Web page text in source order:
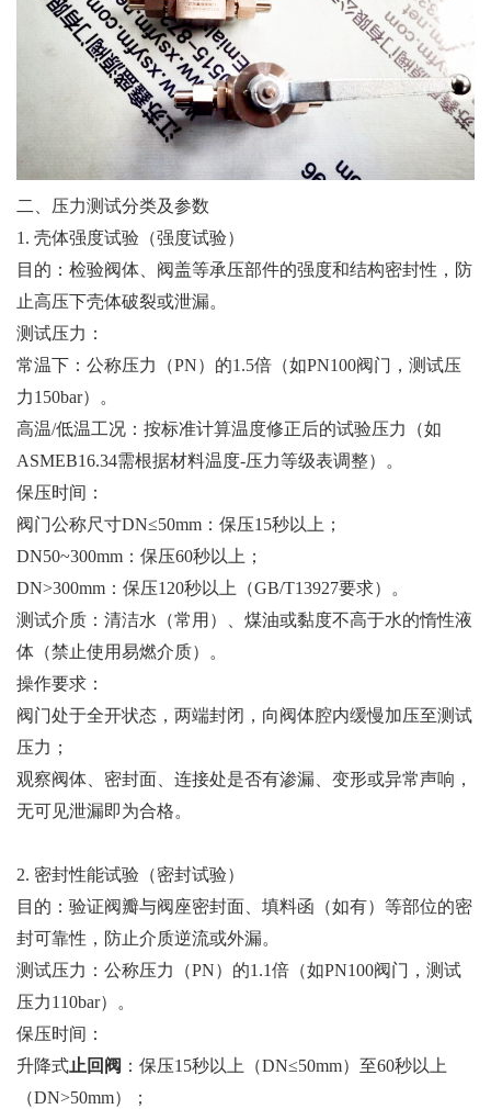
二、压力测试分类及参数
1. 壳体强度试验（强度试验）
目的：检验阀体、阀盖等承压部件的强度和结构密封性，防
止高压下壳体破裂或泄漏。
测试压力：
常温下：公称压力（PN）的1.5倍（如PN100阀门，测试压
力150bar）。
高温/低温工况：按标准计算温度修正后的试验压力（如
ASMEB16.34需根据材料温度-压力等级表调整）。
保压时间：
阀门公称尺寸DN≤50mm：保压15秒以上；
DN50~300mm：保压60秒以上；
DN>300mm：保压120秒以上（GB/T13927要求）。
测试介质：清洁水（常用）、煤油或黏度不高于水的惰性液
体（禁止使用易燃介质）。
操作要求：
阀门处于全开状态，两端封闭，向阀体腔内缓慢加压至测试
压力；
观察阀体、密封面、连接处是否有渗漏、变形或异常声响，
无可见泄漏即为合格。
2. 密封性能试验（密封试验）
目的：验证阀瓣与阀座密封面、填料函（如有）等部位的密
封可靠性，防止介质逆流或外漏。
测试压力：公称压力（PN）的1.1倍（如PN100阀门，测试
压力110bar）。
保压时间：
升降式止回阀 ：保压15秒以上（DN≤50mm）至60秒以上
（DN>50mm）；